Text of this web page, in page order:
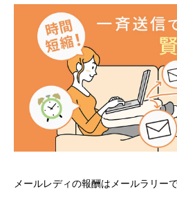
メールレディの報酬はメールラリー